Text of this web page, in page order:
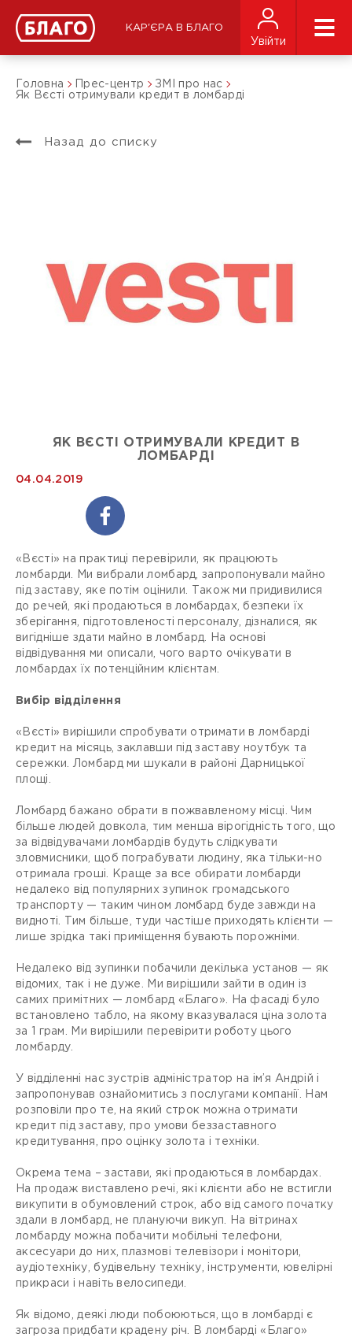
КАР'ЄРА В БЛАГО
Увійти
Головна Прес-центр
ЗМІ про нас
Як Вєсті отримували кредит в ломбарді
Назад до списку
ЯК ВЄСТІ ОТРИМУВАЛИ КРЕДИТ В
ЛОМБАРДІ
04.04.2019
«Вєсті» на практиці перевірили, як працюють
ломбарди. Ми вибрали ломбард, запропонували майно
під заставу, яке потім оцінили. Також ми придивилися
до речей, які продаються в ломбардах, безпеки їх
зберігання, підготовленості персоналу, дізналися, як
вигідніше здати майно в ломбард. На основі
відвідування ми описали, чого варто очікувати в
ломбардах їх потенційним клієнтам.
Вибір відділення
«Вєсті» вирішили спробувати отримати в ломбарді
кредит на місяць, заклавши під заставу ноутбук та
сережки. Ломбард ми шукали в районі Дарницької
площі.
Ломбард бажано обрати в пожвавленому місці. Чим
більше людей довкола, тим менша вірогідність того, що
за відвідувачами ломбардів будуть слідкувати
зловмисники, щоб пограбувати людину, яка тільки-но
отримала гроші. Краще за все обирати ломбарди
недалеко від популярних зупинок громадського
транспорту — таким чином ломбард буде завжди на
видноті. Тим більше, туди частіше приходять клієнти —
лише зрідка такі приміщення бувають порожніми.
Недалеко від зупинки побачили декілька установ — як
відомих, так і не дуже. Ми вирішили зайти в один із
самих примітних — ломбард «Благо». На фасаді було
встановлено табло, на якому вказувалася ціна золота
за 1 грам. Ми вирішили перевірити роботу цього
ломбарду.
У відділенні нас зустрів адміністратор на ім’я Андрій і
запропонував ознайомитись з послугами компанії. Нам
розповіли про те, на який строк можна отримати
кредит під заставу, про умови беззаставного
кредитування, про оцінку золота і техніки.
Окрема тема – застави, які продаються в ломбардах.
На продаж виставлено речі, які клієнти або не встигли
викупити в обумовлений строк, або від самого початку
здали в ломбард, не плануючи викуп. На вітринах
ломбарду можна побачити мобільні телефони,
аксесуари до них, плазмові телевізори і монітори,
аудіотехніку, будівельну техніку, інструменти, ювелірні
прикраси і навіть велосипеди.
Як відомо, деякі люди побоюються, що в ломбарді є
загроза придбати крадену річ. В ломбарді «Благо»